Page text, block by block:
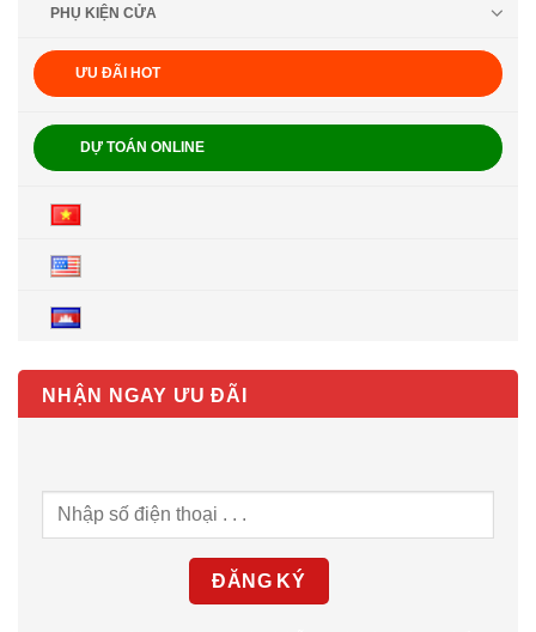
PHỤ KIỆN CỬA
ƯU ĐÃI HOT
DỰ TOÁN ONLINE
NHẬN NGAY ƯU ĐÃI